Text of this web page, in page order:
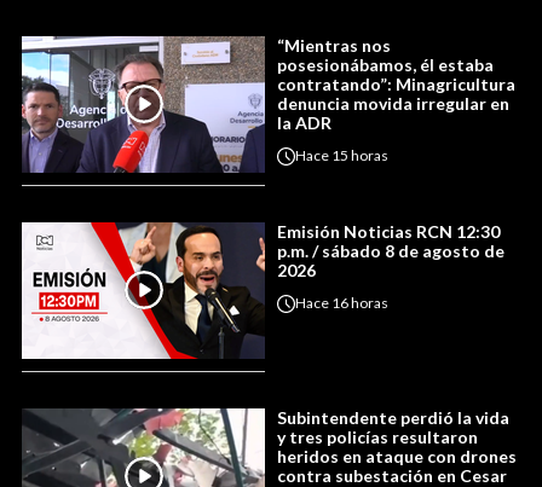
“Mientras nos
posesionábamos, él estaba
contratando”: Minagricultura
denuncia movida irregular en
la ADR
Hace 15 horas
Emisión Noticias RCN 12:30
p.m. / sábado 8 de agosto de
2026
Hace 16 horas
Subintendente perdió la vida
y tres policías resultaron
heridos en ataque con drones
contra subestación en Cesar